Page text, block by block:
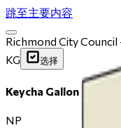
跳至主要内容
Richmond City
KG
选择
Keycha Gallon
NP